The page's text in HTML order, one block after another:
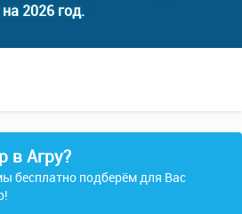
2026 год.
в Агру?
бесплатно подберём для Вас